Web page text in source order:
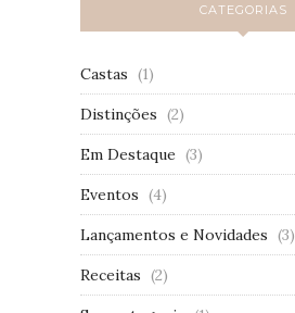
CATEGORIAS
Castas (1)
Distinções (2)
Em Destaque (3)
Eventos (4)
Lançamentos e Novidades (3)
Receitas (2)